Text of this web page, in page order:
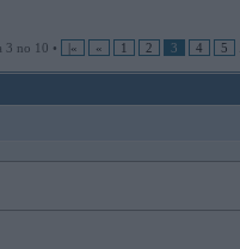
3 no 10 • |« « 1 2 3 4 5